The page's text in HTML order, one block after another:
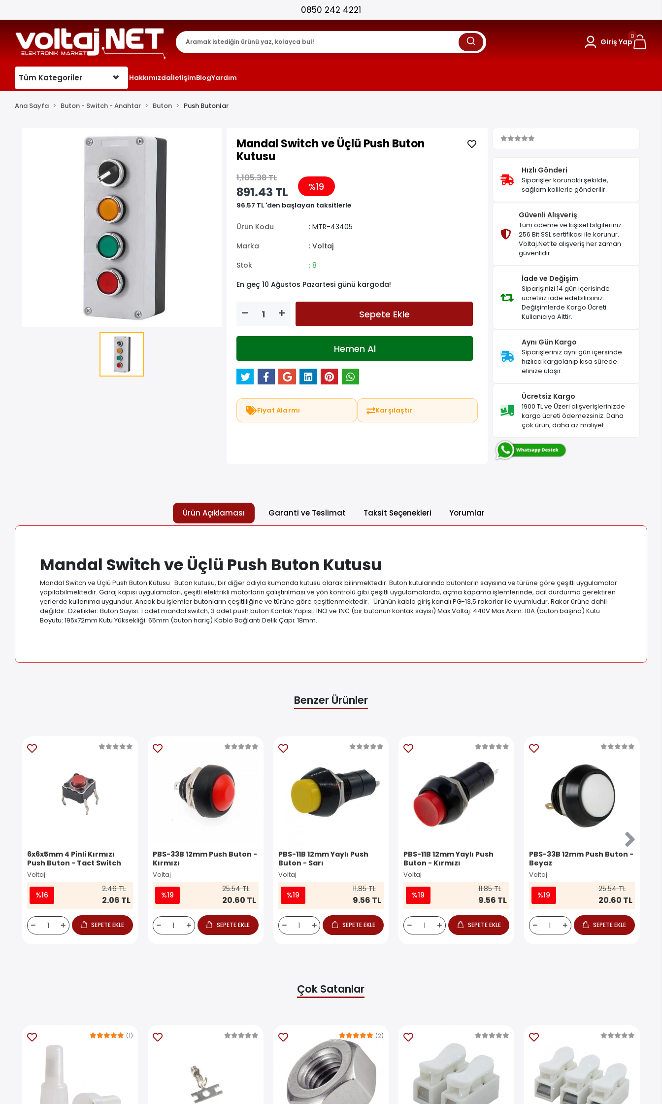
25.000+ AKTİF ÜRÜN !
Giriş Yap
0
Tüm Kategoriler HakkımızdaİletişimBlogYardım
Ana Sayfa Buton - Switch - Anahtar Buton Push Butonlar
Mandal Switch ve Üçlü Push Buton
Kutusu
1,105.38 TL
891.43 TL %19
96.57 TL 'den başlayan taksitlerle
Ürün Kodu
: MTR-43405
Marka
: Voltaj
Stok
: 8
En geç 10 Ağustos Pazartesi günü kargoda!
Sepete Ekle
Hemen Al
Fiyat Alarmı Karşılaştır
Hızlı Gönderi
Siparişler korunaklı şekilde,
sağlam kolilerle gönderilir.
Güvenli Alışveriş
Tüm ödeme ve kişisel bilgileriniz
256 Bit SSL sertifikası ile korunur.
Voltaj.Net’te alışveriş her zaman
güvenlidir.
İade ve Değişim
Siparişinizi 14 gün içerisinde
ücretsiz iade edebilirsiniz.
Değişimlerde Kargo Ücreti
Kullanıcıya Aittir.
Aynı Gün Kargo
Siparişleriniz aynı gün içersinde
hızlıca kargolanıp kısa sürede
elinize ulaşır.
Ücretsiz Kargo
1900 TL ve Üzeri alışverişlerinizde
kargo ücreti ödemezsiniz. Daha
çok ürün, daha az maliyet.
Ürün Açıklaması Garanti ve Teslimat Taksit Seçenekleri Yorumlar
Mandal Switch ve Üçlü Push Buton Kutusu
Mandal Switch ve Üçlü Push Buton Kutusu Buton kutusu, bir diğer adıyla kumanda kutusu olarak bilinmektedir. Buton kutularında butonların sayısına ve türüne göre çeşitli uygulamalar
yapılabilmektedir. Garaj kapısı uygulamaları, çeşitli elektrikli motorların çalıştırılması ve yön kontrolü gibi çeşitli uygulamalarda, açma kapama işlemlerinde, acil durdurma gerektiren
yerlerde kullanıma uygundur. Ancak bu işlemler butonların çeşitliliğine ve türüne göre çeşitlenmektedir. Ürünün kablo giriş kanalı PG-13,5 rakorlar ile uyumludur. Rakor ürüne dahil
değildir. Özellikler: Buton Sayısı: 1 adet mandal switch, 3 adet push buton Kontak Yapısı: 1NO ve 1NC (bir butonun kontak sayısı) Max Voltaj: 440V Max Akım: 10A (buton başına) Kutu
Boyutu: 195x72mm Kutu Yüksekliği: 65mm (buton hariç) Kablo Bağlantı Delik Çapı: 18mm.
Benzer Ürünler
6x6x5mm 4 Pinli Kırmızı
Push Buton - Tact Switch
Voltaj
%16
2.46 TL
2.06 TL
SEPETE EKLE
PBS-33B 12mm Push Buton -
Kırmızı
Voltaj
%19
25.54 TL
20.60 TL
SEPETE EKLE
PBS-11B 12mm Yaylı Push
Buton - Sarı
Voltaj
%19
11.85 TL
9.56 TL
SEPETE EKLE
PBS-11B 12mm Yaylı Push
Buton - Kırmızı
Voltaj
%19
11.85 TL
9.56 TL
SEPETE EKLE
PBS-33B 12mm Push Buton -
Beyaz
Voltaj
%19
25.54 TL
20.60 TL
SEPETE EKLE
Çok Satanlar
(1) (2)